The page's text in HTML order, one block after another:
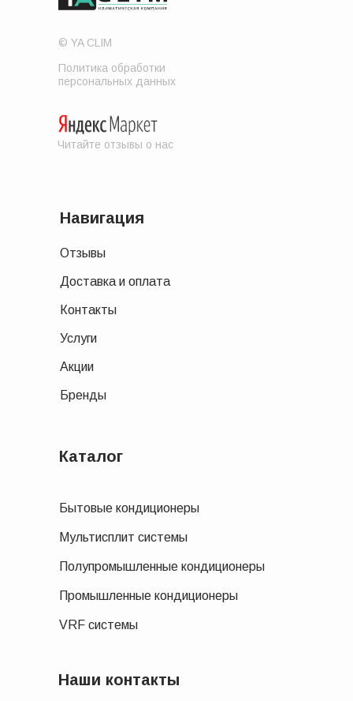
Навигация
Доставка и оплата
Отзывы
Контакты
Услуги
Акции
Бренды
Каталог
Бытовые кондиционеры
Мультисплит системы
Полупромышленные кондиционеры
Промышленные кондиционеры
VRF системы
© YA CLIM
Политика обработки
персональных данных
Читайте отзывы о нас
Наши контакты